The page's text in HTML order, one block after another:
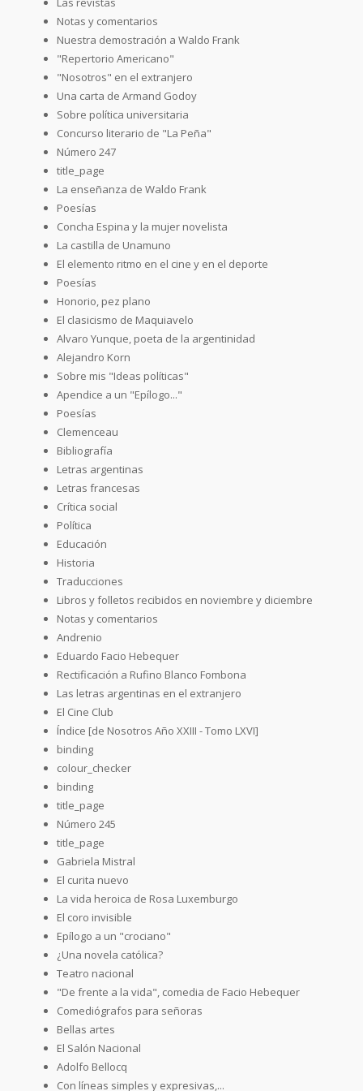
Notas y comentarios
Nuestra demostración a Waldo Frank
"Repertorio Americano"
"Nosotros" en el extranjero
Una carta de Armand Godoy
Sobre política universitaria
Concurso literario de "La Peña"
Número 247
title_page
La enseñanza de Waldo Frank
Poesías
Concha Espina y la mujer novelista
La castilla de Unamuno
El elemento ritmo en el cine y en el deporte
Poesías
Honorio, pez plano
El clasicismo de Maquiavelo
Alvaro Yunque, poeta de la argentinidad
Alejandro Korn
Sobre mis "Ideas políticas"
Apendice a un "Epílogo..."
Poesías
Clemenceau
Bibliografía
Letras argentinas
Letras francesas
Crítica social
Política
Educación
Historia
Traducciones
Libros y folletos recibidos en noviembre y diciembre
Notas y comentarios
Andrenio
Eduardo Facio Hebequer
Rectificación a Rufino Blanco Fombona
Las letras argentinas en el extranjero
El Cine Club
Índice [de Nosotros Año XXIII - Tomo LXVI]
binding
colour_checker
binding
title_page
Número 245
title_page
Gabriela Mistral
El curita nuevo
La vida heroica de Rosa Luxemburgo
El coro invisible
Epílogo a un "crociano"
¿Una novela católica?
Teatro nacional
"De frente a la vida", comedia de Facio Hebequer
Comediógrafos para señoras
Bellas artes
El Salón Nacional
Adolfo Bellocq
Con líneas simples y expresivas,...